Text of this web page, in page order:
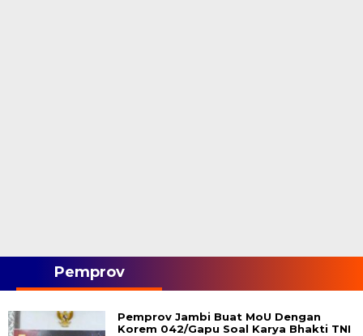
Pemprov
Pemprov Jambi Buat MoU Dengan
Korem 042/Gapu Soal Karya Bhakti TNI